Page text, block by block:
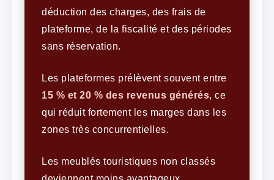
déduction des charges, des frais de
plateforme, de la fiscalité et des périodes
sans réservation.
Les plateformes prélèvent souvent entre
15 % et 20 % des revenus générés, ce
qui réduit fortement les marges dans les
zones très concurrentielles.
Les meublés touristiques non classés